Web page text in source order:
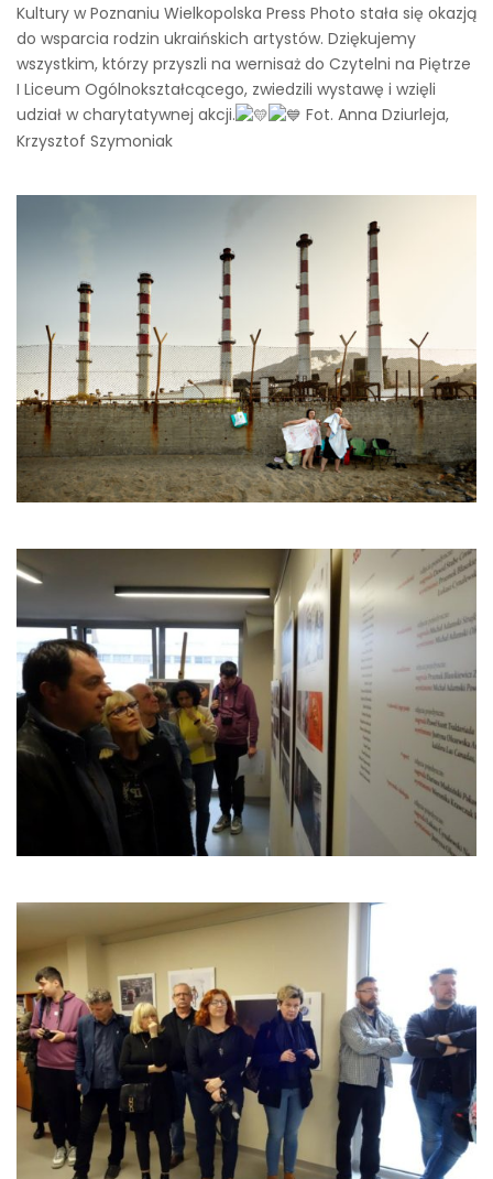
Kultury w Poznaniu Wielkopolska Press Photo stała się okazją
do wsparcia rodzin ukraińskich artystów. Dziękujemy
wszystkim, którzy przyszli na wernisaż do Czytelni na Piętrze
I Liceum Ogólnokształcącego, zwiedzili wystawę i wzięli
udział w charytatywnej akcji.
Fot. Anna Dziurleja,
Krzysztof Szymoniak